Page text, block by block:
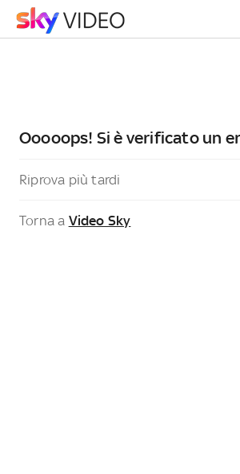
Ooooops! Si è verificato un
Riprova più tardi
Torna a Video Sky